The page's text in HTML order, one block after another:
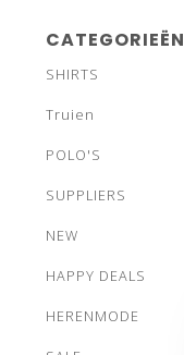
CATEGORIEËN
SHIRTS
Truien
POLO'S
SUPPLIERS
NEW
HAPPY DEALS
HERENMODE